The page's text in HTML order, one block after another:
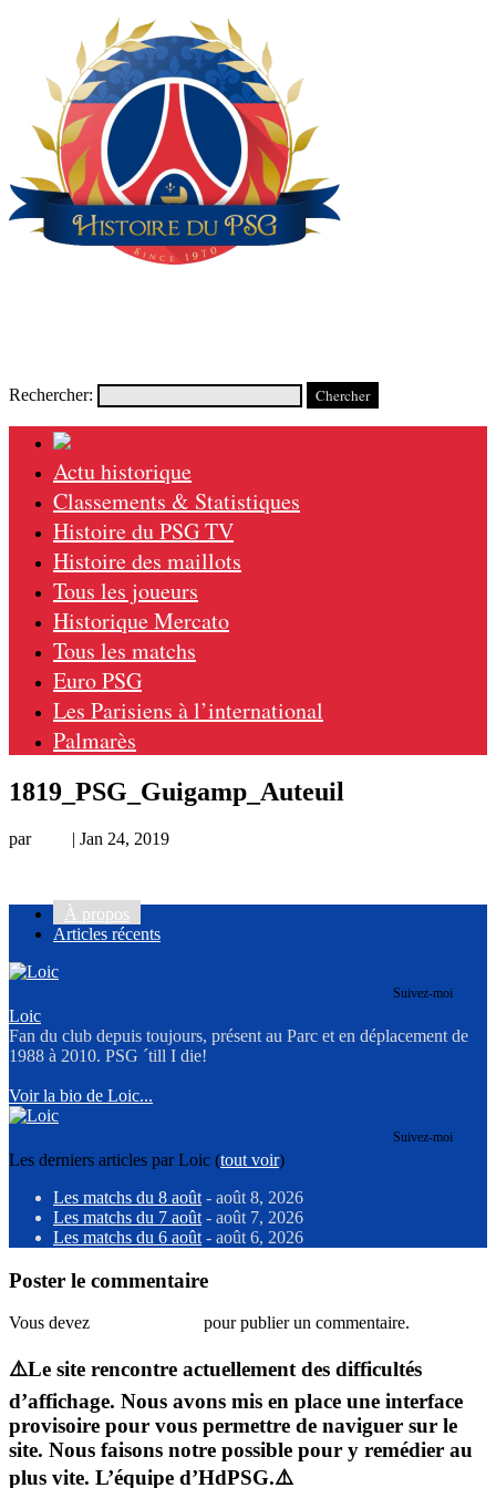
Rechercher:
Actu historique
Classements & Statistiques
Histoire du PSG TV
Histoire des maillots
Tous les joueurs
Historique Mercato
Tous les matchs
Euro PSG
Les Parisiens à l’international
Palmarès
1819_PSG_Guigamp_Auteuil
par | Jan 24, 2019
À propos
Articles récents
Suivez-moi
Loic
Fan du club depuis toujours, présent au Parc et en déplacement de
1988 à 2010. PSG ´till I die!
Voir la bio de Loic...
Suivez-moi
Les derniers articles par Loic (tout voir)
Les matchs du 8 août - août 8, 2026
Les matchs du 7 août - août 7, 2026
Les matchs du 6 août - août 6, 2026
Poster le commentaire
Vous devez pour publier un commentaire.
⚠️Le site rencontre actuellement des difficultés
d’affichage. Nous avons mis en place une interface
provisoire pour vous permettre de naviguer sur le
site. Nous faisons notre possible pour y remédier au
plus vite. L’équipe d’HdPSG.⚠️